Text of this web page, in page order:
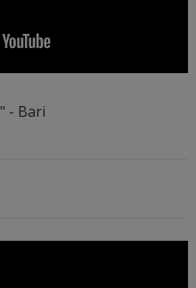
- Bari